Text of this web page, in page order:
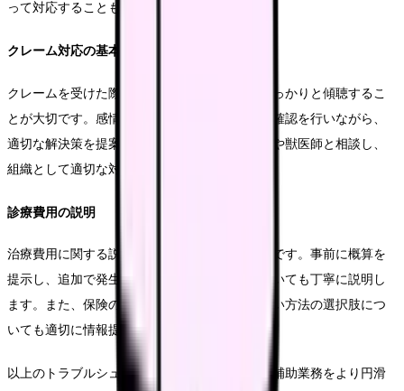
って対応することも重要です。
クレーム対応の基本
クレームを受けた際は、まず飼い主様の話をしっかりと傾聴するこ
とが大切です。感情的にならず、客観的な事実確認を行いながら、
適切な解決策を提案します。必要に応じて上司や獣医師と相談し、
組織として適切な対応を行います。
診療費用の説明
治療費用に関する説明は特に慎重を要する場面です。事前に概算を
提示し、追加で発生する可能性のある費用についても丁寧に説明し
ます。また、保険の利用や分割払いなど、支払い方法の選択肢につ
いても適切に情報提供を行います。
以上のトラブルシューティングは、日々の診療補助業務をより円滑